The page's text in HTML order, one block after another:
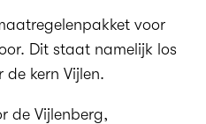
voor
Dit staat namelijk los
kern Vijlen.
de Vijlenberg,